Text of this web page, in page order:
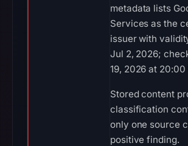
metadata lists
Services as the
issuer with
Jul 2, 2026;
19, 2026 at 20:00
Stored content
classification
only one source
positive finding.